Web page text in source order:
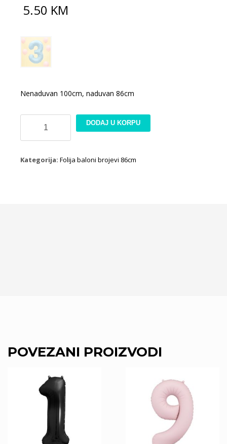
5.50 KM
Nenaduvan 100cm, naduvan 86cm
3
86cm
DODAJ U KORPU
Kategorija: Folija baloni brojevi 86cm
POVEZANI PROIZVODI